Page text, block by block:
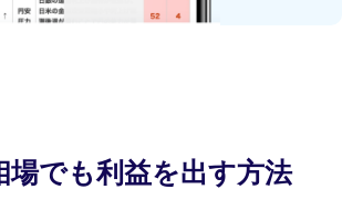
場でも利益を出す方法